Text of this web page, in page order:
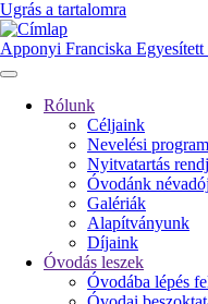
Ugrás a tartalomra
Apponyi Franciska
navigáció
Rólunk
Céljaink
Nevelési program
Nyitvatartás
Óvodánk
Galériák
Alapítványunk
Díjaink
Óvodás leszek
Óvodába lépés